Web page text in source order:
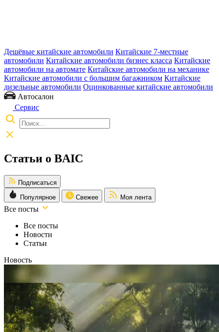
Дешёвые китайские автомобили Китайские 7-местные
автомобили Китайские автомобили бизнес класса Китайские
автомобили на автомате Китайские автомобили на механике
Китайские автомобили с большим багажником Китайские
дизельные автомобили Оцинкованные китайские автомобили
Автосалон
Сервис
Статьи о BAIC
Подписаться
Популярное
Свежее Моя лента
Все посты
Все посты
Новости
Статьи
Новость